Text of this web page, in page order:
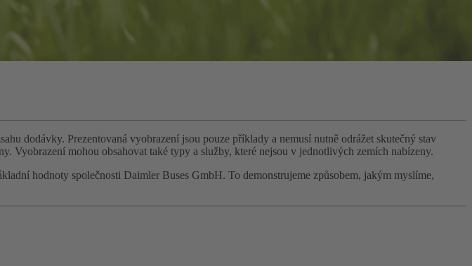
dodávky. Prezentovaná vyobrazení jsou pouze příklady a nemusí nutně odrážet skutečný stav
mohou obsahovat také typy a služby, které nejsou v jednotlivých zemích nabízeny.
hodnoty společnosti Daimler Buses GmbH. To demonstrujeme způsobem, jakým myslíme,